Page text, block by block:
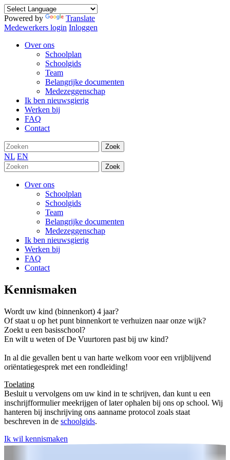
Powered by
Translate
Medewerkers login Inloggen
Over ons
Schoolplan
Schoolgids
Team
Belangrijke documenten
Medezeggenschap
Ik ben nieuwsgierig
Werken bij
FAQ
Contact
Zoek
NL EN
Zoek
Over ons
Schoolplan
Schoolgids
Team
Belangrijke documenten
Medezeggenschap
Ik ben nieuwsgierig
Werken bij
FAQ
Contact
Kennismaken
Wordt uw kind (binnenkort) 4 jaar?
Of staat u op het punt binnenkort te verhuizen naar onze wijk?
Zoekt u een basisschool?
En wilt u weten of De Vuurtoren past bij uw kind?
In al die gevallen bent u van harte welkom voor een vrijblijvend
oriëntatiegesprek met een rondleiding!
Toelating
Besluit u vervolgens om uw kind in te schrijven, dan kunt u een
inschrijfformulier meekrijgen of later ophalen bij ons op school. Wij
hanteren bij inschrijving ons aanname protocol zoals staat
beschreven in de schoolgids.
Ik wil kennismaken